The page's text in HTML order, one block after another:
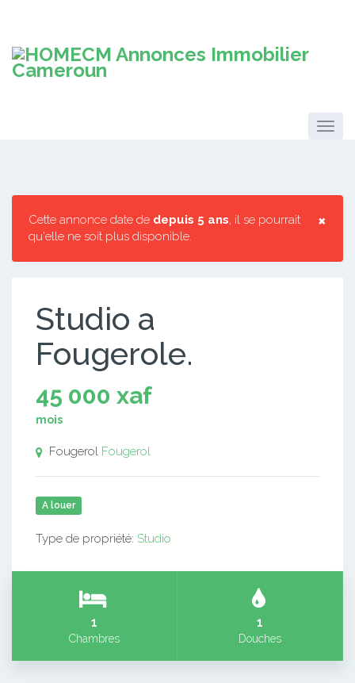
×
Cette annonce date de depuis 5 ans, il se pourrait
qu'elle ne soit plus disponible.
Studio a
Fougerole.
45 000 xaf
mois
Fougerol Fougerol
A louer
Type de propriété: Studio
1
Chambres
1
Douches